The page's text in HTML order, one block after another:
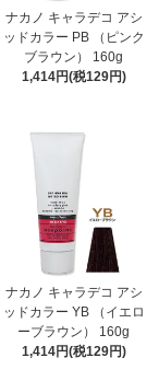
ナカノ キャラデコ アシ
ッドカラー PB （ピンク
ブラウン） 160g
1,414円(税129円)
ナカノ キャラデコ アシ
ッドカラー YB （イエロ
ーブラウン） 160g
1,414円(税129円)